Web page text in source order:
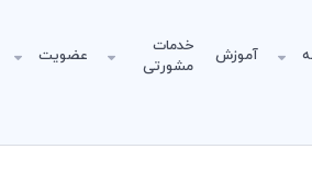
آموزش
خدمات
مشورتی
عضویت